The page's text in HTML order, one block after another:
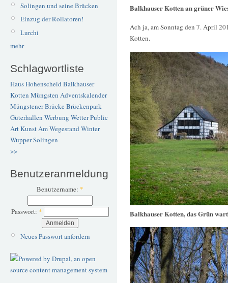
Solingen und seine Brücken
Einzug der Rollatoren!
Lurchi
mehr
Schlagwortliste
Haus Hohenscheid Balkhauser
Kotten Müngsten Adventskalender
Müngstener BrückeBrückenpark
Güterhallen Werbung WetterPublic
ArtKunstAm Wegesrand Winter
WupperSolingen
>>
Benutzeranmeldung
Benutzername: *
Passwort: *
Neues Passwort anfordern
Balkhauser Kotten an grüner
Ach ja, am Sonntag den 7. April
Kotten.
Balkhauser Kotten, das Grün